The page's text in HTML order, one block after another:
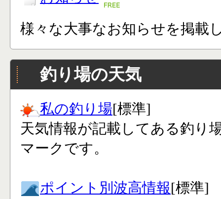
様々な大事なお知らせを掲載
釣り場の天気
私の釣り場[標準]
天気情報が記載してある釣り
マークです。
ポイント別波高情報[標準]